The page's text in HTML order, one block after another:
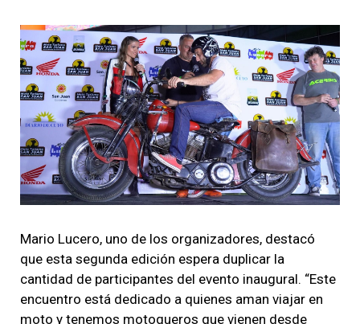
Mario Lucero, uno de los organizadores, destacó
que esta segunda edición espera duplicar la
cantidad de participantes del evento inaugural. “Este
encuentro está dedicado a quienes aman viajar en
moto y tenemos motoqueros que vienen desde